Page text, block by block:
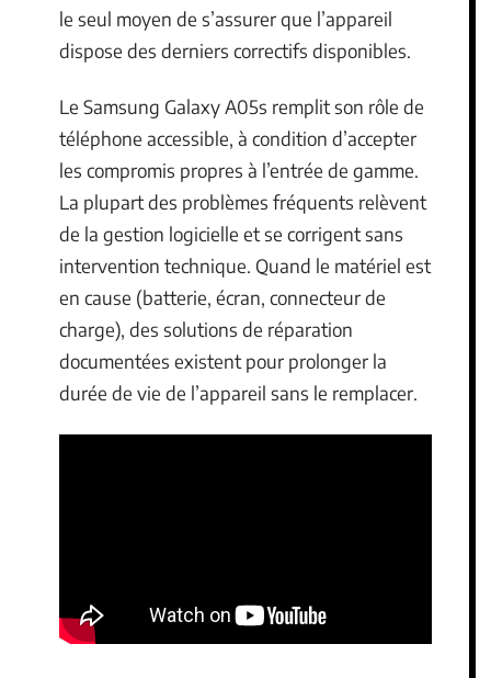
le seul moyen de s’assurer que l’appareil
dispose des derniers correctifs disponibles.
Le Samsung Galaxy A05s remplit son rôle de
téléphone accessible, à condition d’accepter
les compromis propres à l’entrée de gamme.
La plupart des problèmes fréquents relèvent
de la gestion logicielle et se corrigent sans
intervention technique. Quand le matériel est
en cause (batterie, écran, connecteur de
charge), des solutions de réparation
documentées existent pour prolonger la
durée de vie de l’appareil sans le remplacer.